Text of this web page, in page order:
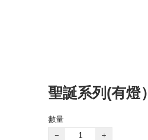
聖誕系列(有燈）
數量
−
+